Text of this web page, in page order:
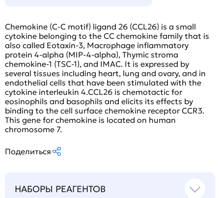
Chemokine (C-C motif) ligand 26 (CCL26) is a small
cytokine belonging to the CC chemokine family that is
also called Eotaxin-3, Macrophage inflammatory
protein 4-alpha (MIP-4-alpha), Thymic stroma
chemokine-1 (TSC-1), and IMAC. It is expressed by
several tissues including heart, lung and ovary, and in
endothelial cells that have been stimulated with the
cytokine interleukin 4.CCL26 is chemotactic for
eosinophils and basophils and elicits its effects by
binding to the cell surface chemokine receptor CCR3.
This gene for chemokine is located on human
chromosome 7.
Поделиться
НАБОРЫ РЕАГЕНТОВ